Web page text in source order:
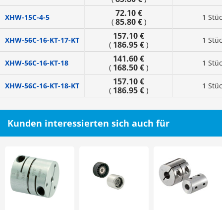
XHW-15C-4-5 72.10 €
( 85.80 €) 1
XHW-56C-16-KT-17-KT 157.10 €
( 186.95 € ) 1
XHW-56C-16-KT-18 141.60 €
( 168.50 € ) 1
XHW-56C-16-KT-18-KT 157.10 €
( 186.95 € ) 1
Kunden interessierten sich auch für